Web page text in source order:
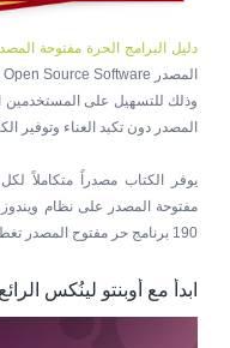
دليل البرامج الحرة مفتوحة
وذلك للتسهيل على المستخدمين
المصدر دون تكبد العناء وتوفير
يوفر الكتاب مصدراً متكاملاً
مفتوحة المصدر على نظام
190 برنامج حر مفتوح المصدر تغطي الاحتياجات المختلفة للمستخدمين.
ابدأ مع أوبنتو لينُكس